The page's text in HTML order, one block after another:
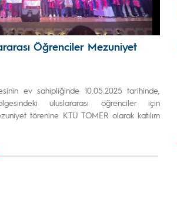
Öğrenciler Mezuniyet
ev sahipliğinde 10.05.2025 tarihinde,
uluslararası öğrenciler için
törenine KTÜ TÖMER olarak katılım